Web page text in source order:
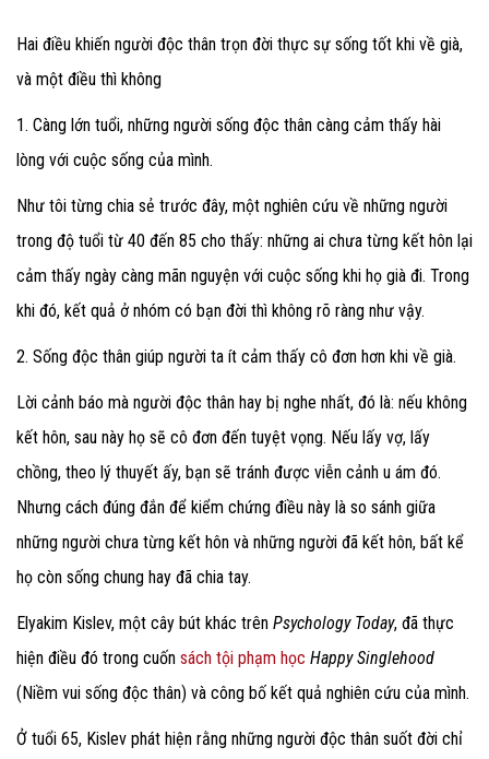
Hai điều khiến người độc thân trọn đời thực sự sống tốt khi về già,
và một điều thì không
1. Càng lớn tuổi, những người sống độc thân càng cảm thấy hài
lòng với cuộc sống của mình.
Như tôi từng chia sẻ trước đây, một nghiên cứu về những người
trong độ tuổi từ 40 đến 85 cho thấy: những ai chưa từng kết hôn lại
cảm thấy ngày càng mãn nguyện với cuộc sống khi họ già đi. Trong
khi đó, kết quả ở nhóm có bạn đời thì không rõ ràng như vậy.
2. Sống độc thân giúp người ta ít cảm thấy cô đơn hơn khi về già.
Lời cảnh báo mà người độc thân hay bị nghe nhất, đó là: nếu không
kết hôn, sau này họ sẽ cô đơn đến tuyệt vọng. Nếu lấy vợ, lấy
chồng, theo lý thuyết ấy, bạn sẽ tránh được viễn cảnh u ám đó.
Nhưng cách đúng đắn để kiểm chứng điều này là so sánh giữa
những người chưa từng kết hôn và những người đã kết hôn, bất kể
họ còn sống chung hay đã chia tay.
Elyakim Kislev, một cây bút khác trên Psychology Today, đã thực
hiện điều đó trong cuốn sách tội phạm học Happy Singlehood
(Niềm vui sống độc thân) và công bố kết quả nghiên cứu của mình.
Ở tuổi 65, Kislev phát hiện rằng những người độc thân suốt đời chỉ